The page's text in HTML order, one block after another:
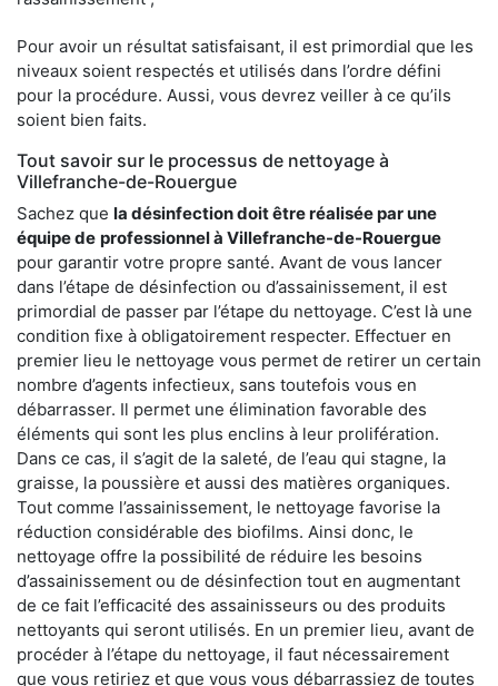
Pour avoir un résultat satisfaisant, il est primordial que les
niveaux soient respectés et utilisés dans l’ordre défini
pour la procédure. Aussi, vous devrez veiller à ce qu’ils
soient bien faits.
Tout savoir sur le processus de nettoyage à
Villefranche-de-Rouergue
Sachez que la désinfection doit être réalisée par une
équipe de professionnel à Villefranche-de-Rouergue
pour garantir votre propre santé. Avant de vous lancer
dans l’étape de désinfection ou d’assainissement, il est
primordial de passer par l’étape du nettoyage. C’est là une
condition fixe à obligatoirement respecter. Effectuer en
premier lieu le nettoyage vous permet de retirer un certain
nombre d’agents infectieux, sans toutefois vous en
débarrasser. Il permet une élimination favorable des
éléments qui sont les plus enclins à leur prolifération.
Dans ce cas, il s’agit de la saleté, de l’eau qui stagne, la
graisse, la poussière et aussi des matières organiques.
Tout comme l’assainissement, le nettoyage favorise la
réduction considérable des biofilms. Ainsi donc, le
nettoyage offre la possibilité de réduire les besoins
d’assainissement ou de désinfection tout en augmentant
de ce fait l’efficacité des assainisseurs ou des produits
nettoyants qui seront utilisés. En un premier lieu, avant de
procéder à l’étape du nettoyage, il faut nécessairement
que vous retiriez et que vous vous débarrassiez de toutes